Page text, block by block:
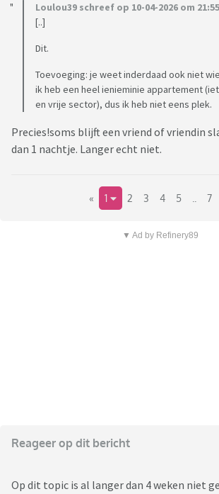
Loulou39 schreef op 10-04-2026 om
[..]
Dit.
Toevoeging: je weet inderdaad ook niet
ik heb een heel ienieminie appartement
en vrije sector), dus ik heb niet eens plek.
Precies!soms blijft een vriend of vriendin
dan 1 nachtje. Langer echt niet.
« 1 2 3 4 5 7
▼ Ad by Refinery89
Reageer op dit bericht
Op dit topic is al langer dan 4 weken niet